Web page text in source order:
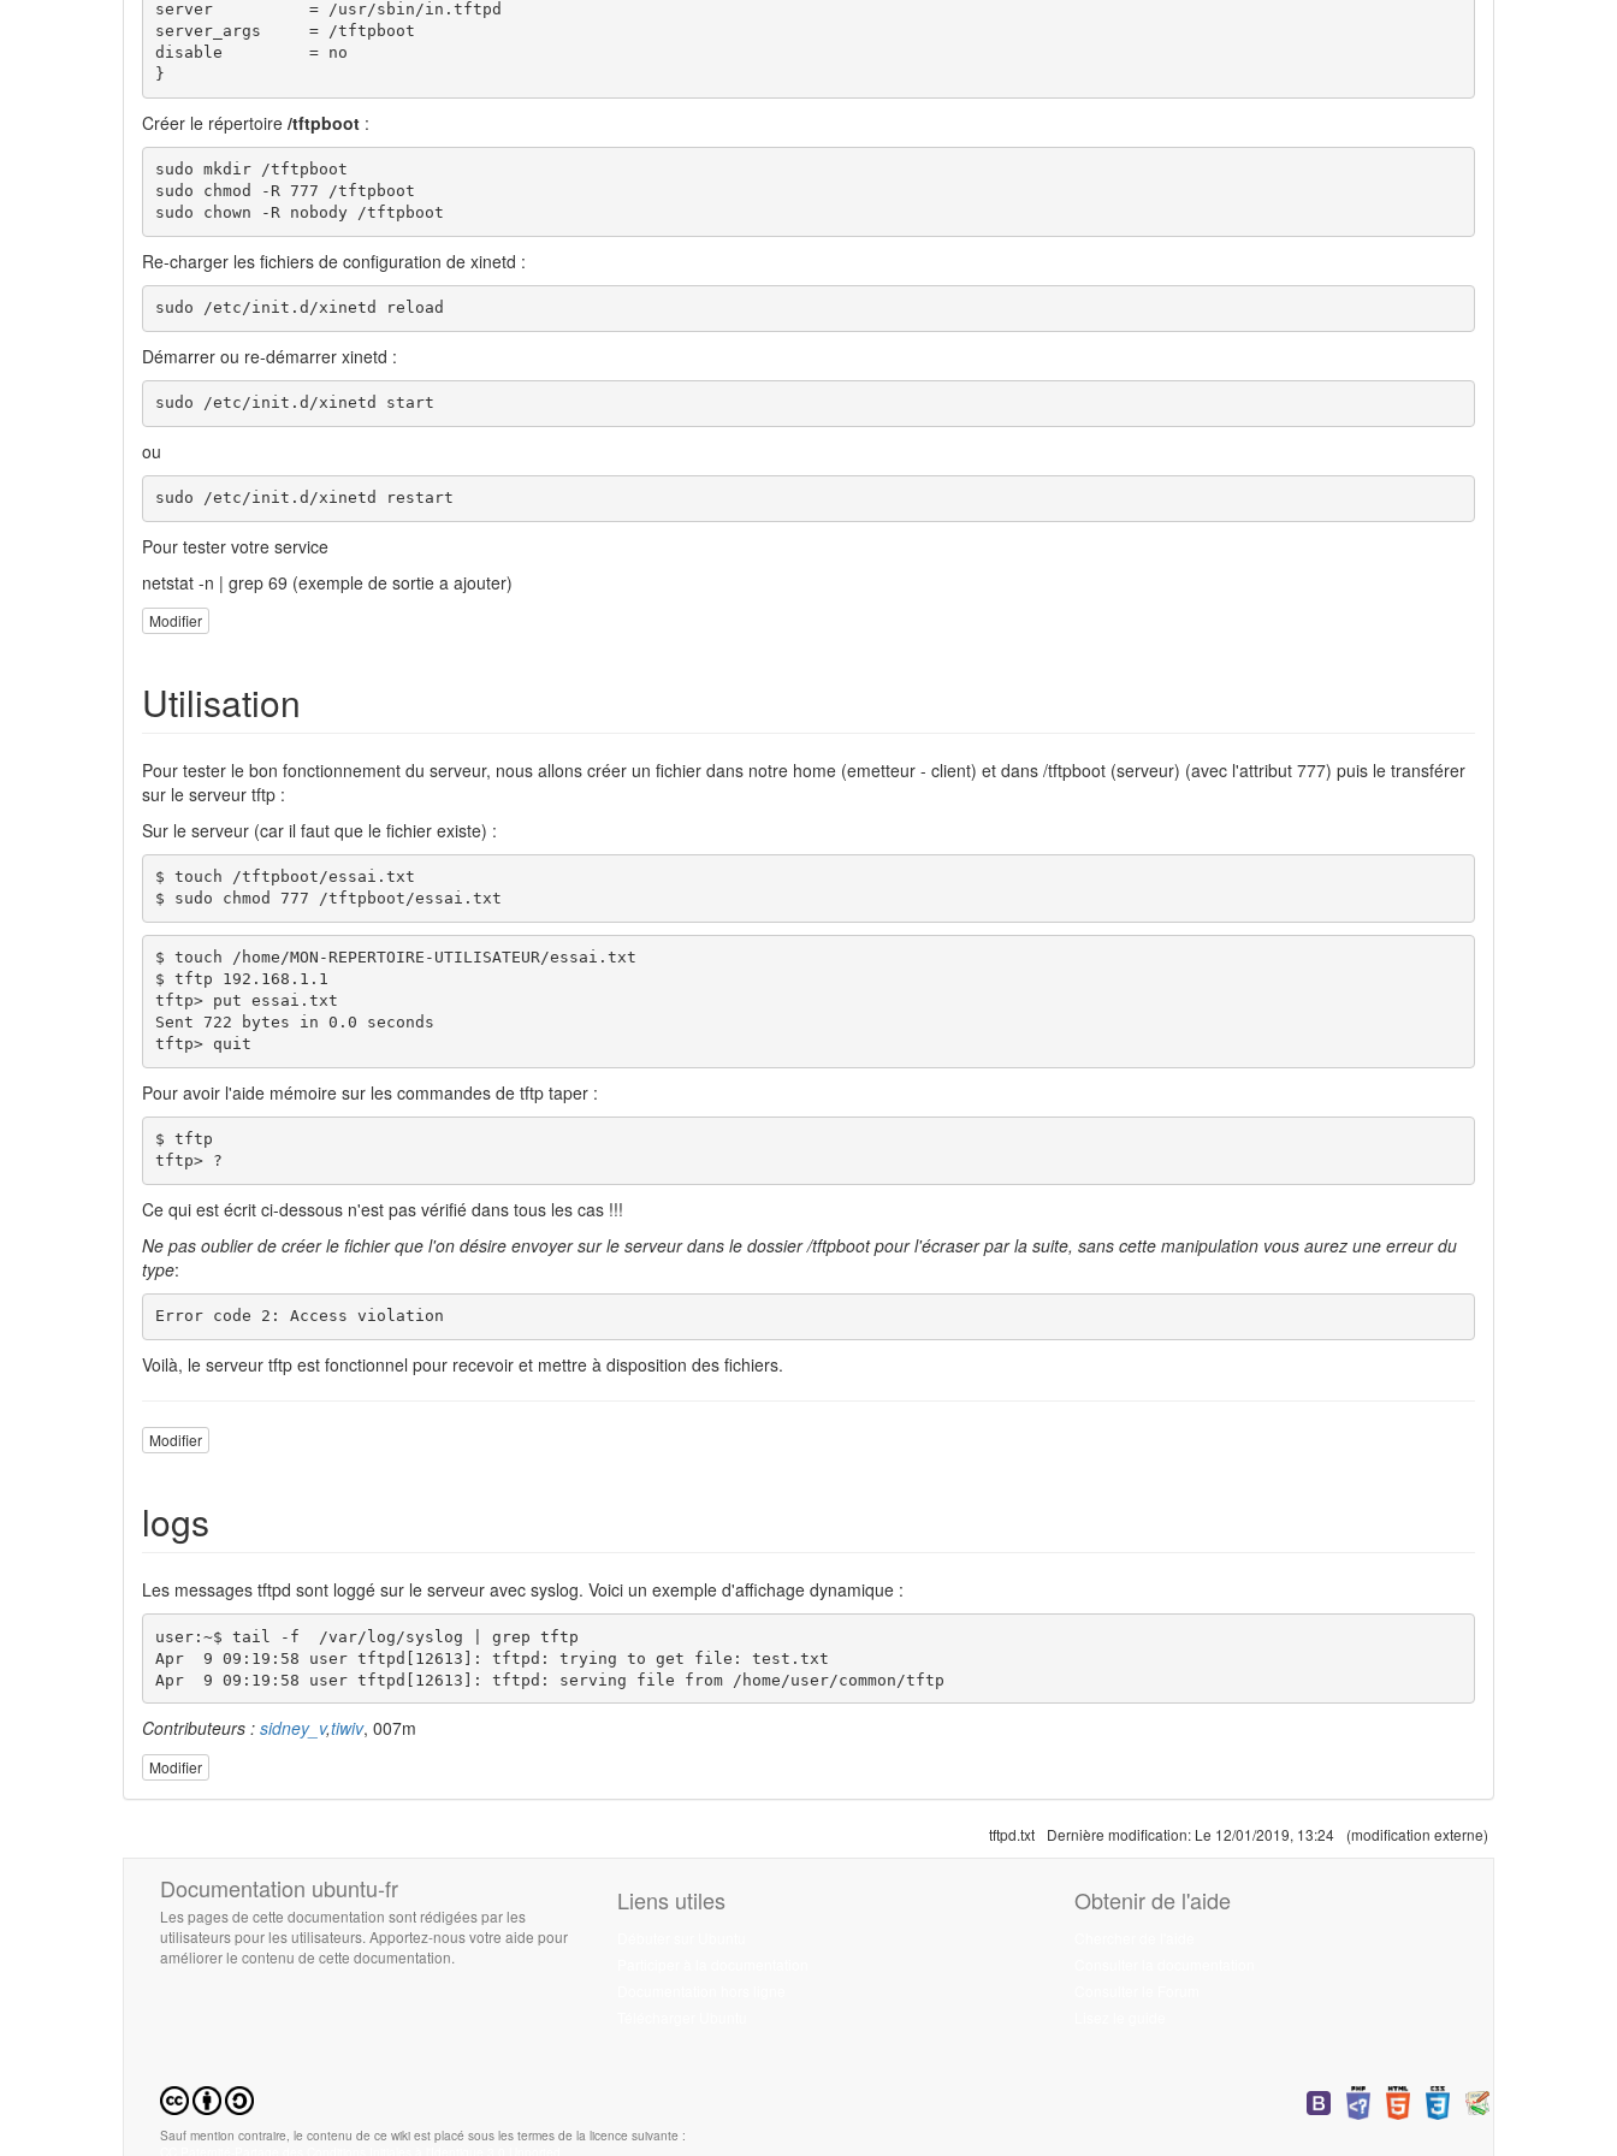
server          = /usr/sbin/in.tftpd
server_args     = /tftpboot
disable         = no
}
Créer le répertoire /tftpboot :
sudo mkdir /tftpboot
sudo chmod -R 777 /tftpboot
sudo chown -R nobody /tftpboot
Re-charger les fichiers de configuration de xinetd :
sudo /etc/init.d/xinetd reload
Démarrer ou re-démarrer xinetd :
sudo /etc/init.d/xinetd start
ou
sudo /etc/init.d/xinetd restart
Pour tester votre service
netstat -n | grep 69 (exemple de sortie a ajouter)
Modifier
Utilisation
Pour tester le bon fonctionnement du serveur, nous allons créer un fichier dans notre home (emetteur - client) et dans /tftpboot (serveur) (avec l'attribut 777) puis le transférer
sur le serveur tftp :
Sur le serveur (car il faut que le fichier existe) :
$ touch /tftpboot/essai.txt
$ sudo chmod 777 /tftpboot/essai.txt
$ touch /home/MON-REPERTOIRE-UTILISATEUR/essai.txt
$ tftp 192.168.1.1
tftp> put essai.txt
Sent 722 bytes in 0.0 seconds
tftp> quit
Pour avoir l'aide mémoire sur les commandes de tftp taper :
$ tftp
tftp> ?
Ce qui est écrit ci-dessous n'est pas vérifié dans tous les cas !!!
Ne pas oublier de créer le fichier que l'on désire envoyer sur le serveur dans le dossier /tftpboot pour l'écraser par la suite, sans cette manipulation vous aurez une erreur du
type:
Error code 2: Access violation
Voilà, le serveur tftp est fonctionnel pour recevoir et mettre à disposition des fichiers.
Modifier
logs
Les messages tftpd sont loggé sur le serveur avec syslog. Voici un exemple d'affichage dynamique :
user:~$ tail -f  /var/log/syslog | grep tftp
Apr  9 09:19:58 user tftpd[12613]: tftpd: trying to get file: test.txt
Apr  9 09:19:58 user tftpd[12613]: tftpd: serving file from /home/user/common/tftp
Contributeurs : sidney_v,tiwiv, 007m
Modifier
tftpd.txt Dernière modification: Le 12/01/2019, 13:24 (modification externe)
Documentation ubuntu-fr
Les pages de cette documentation sont rédigées par les
utilisateurs pour les utilisateurs. Apportez-nous votre aide pour
améliorer le contenu de cette documentation.
Liens utiles Obtenir de l'aide
Sauf mention contraire, le contenu de ce wiki est placé sous les termes de la licence suivante :